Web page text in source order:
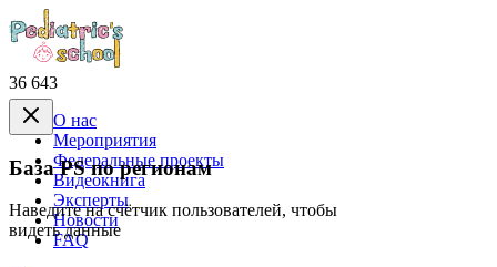
36 643
База PS по регионам
Наведите на счётчик пользователей, чтобы
видеть данные
О нас
Mероприятия
Федеральные проекты
Видеокнига
Эксперты
Новости
FAQ